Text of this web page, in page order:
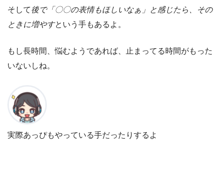
そして後で「〇〇の表情もほしいなぁ」と感じたら、その
ときに増やすという手もあるよ。
もし長時間、悩むようであれば、止まってる時間がもった
いないしね。
実際あっぴもやっている手だったりするよ